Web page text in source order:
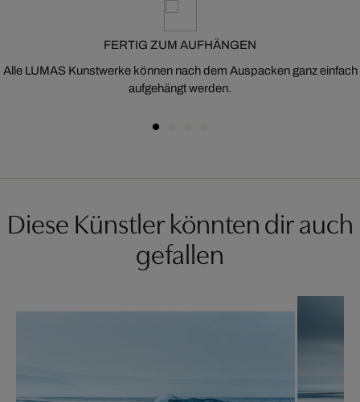
FERTIG ZUM AUFHÄNGEN
Alle LUMAS Kunstwerke können nach dem Auspacken ganz einfach
aufgehängt werden.
Diese Künstler könnten dir auch
gefallen